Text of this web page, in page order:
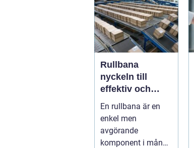
Rullbana
nyckeln till
effektiv och
säker hantering
av gods
En rullbana är en
enkel men
avgörande
komponent i många